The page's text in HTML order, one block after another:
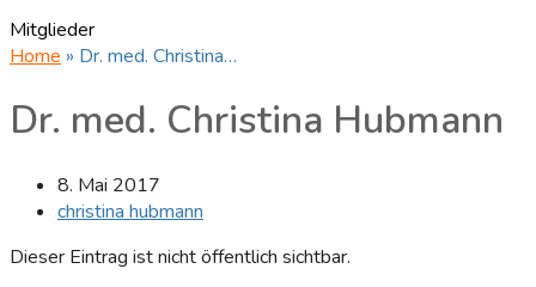
Mitglieder
Home » Dr. med. Christina…
Dr. med. Christina Hubmann
8. Mai 2017
christina hubmann
Dieser Eintrag ist nicht öffentlich sichtbar.